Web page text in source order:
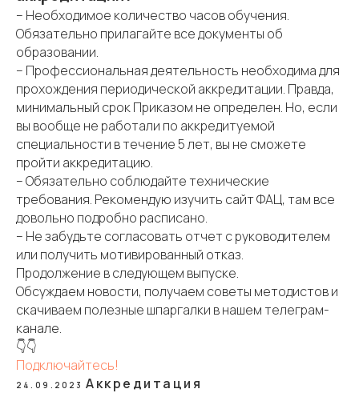
– Необходимое количество часов обучения.
Обязательно прилагайте все документы об
образовании.
– Профессиональная деятельность необходима для
прохождения периодической аккредитации. Правда,
минимальный срок Приказом не определен. Но, если
вы вообще не работали по аккредитуемой
специальности в течение 5 лет, вы не сможете
пройти аккредитацию.
– Обязательно соблюдайте технические
требования. Рекомендую изучить сайт ФАЦ, там все
довольно подробно расписано.
– Не забудьте согласовать отчет с руководителем
или получить мотивированный отказ.
Продолжение в следующем выпуске.
Обсуждаем новости, получаем советы методистов и
скачиваем полезные шпаргалки в нашем телеграм-
канале.
👇👇
Подключайтесь!
24.09.2023 Аккредитация